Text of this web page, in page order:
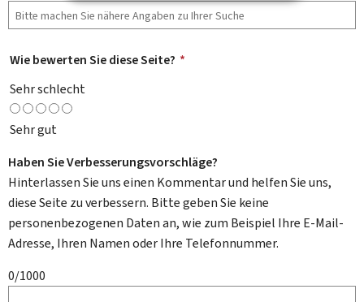
Wie bewerten Sie diese Seite? *
Sehr schlecht
Sehr gut
Haben Sie Verbesserungsvorschläge?
Hinterlassen Sie uns einen Kommentar und helfen Sie uns,
diese Seite zu verbessern. Bitte geben Sie keine
personenbezogenen Daten an, wie zum Beispiel Ihre E-Mail-
Adresse, Ihren Namen oder Ihre Telefonnummer.
0/1000